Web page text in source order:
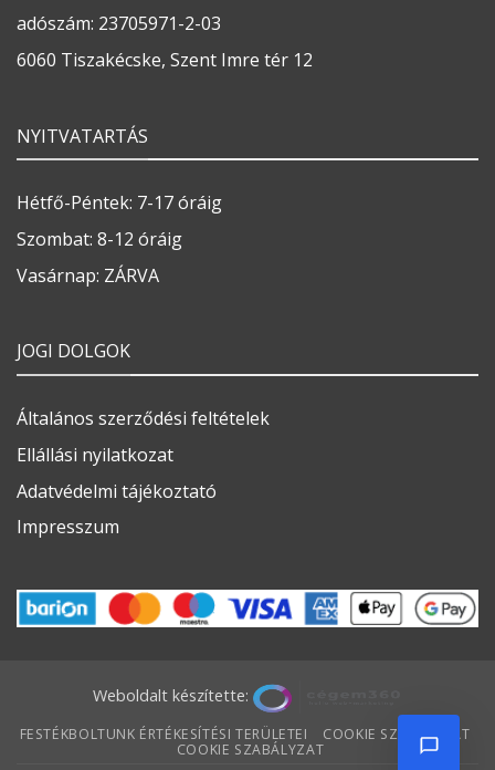
adószám: 23705971-2-03
6060 Tiszakécske, Szent Imre tér 12
NYITVATARTÁS
Hétfő-Péntek: 7-17 óráig
Szombat: 8-12 óráig
Vasárnap: ZÁRVA
JOGI DOLGOK
Általános szerződési feltételek
Ellállási nyilatkozat
Adatvédelmi tájékoztató
Impresszum
Weboldalt készítette:
FESTÉKBOLTUNK ÉRTÉKESÍTÉSI TERÜLETEI
COOKIE SZABÁLYZAT
COOKIE SZABÁLYZAT